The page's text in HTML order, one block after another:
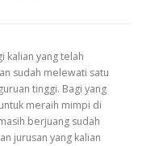
kalian yang telah
sudah melewati satu
tinggi. Bagi yang
meraih mimpi di
berjuang sudah
jurusan yang kalian